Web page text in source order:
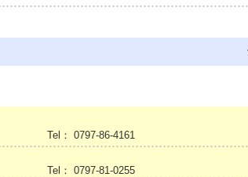
Tel： 0797-86-4161
Tel： 0797-81-0255